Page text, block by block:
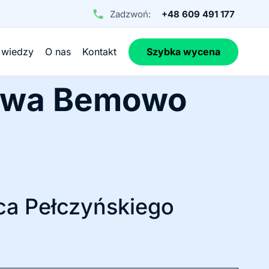
Zadzwoń: +48 609 491 177
O nas Kontakt Szybka wycena
Bemowo
Pełczyńskiego